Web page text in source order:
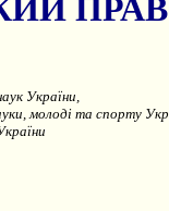
України,
молоді та спорту